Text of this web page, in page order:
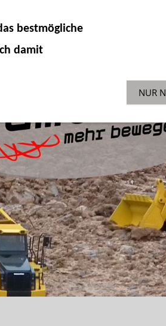
ENGLISH-SHOP
bestmögliche
damit
NUR